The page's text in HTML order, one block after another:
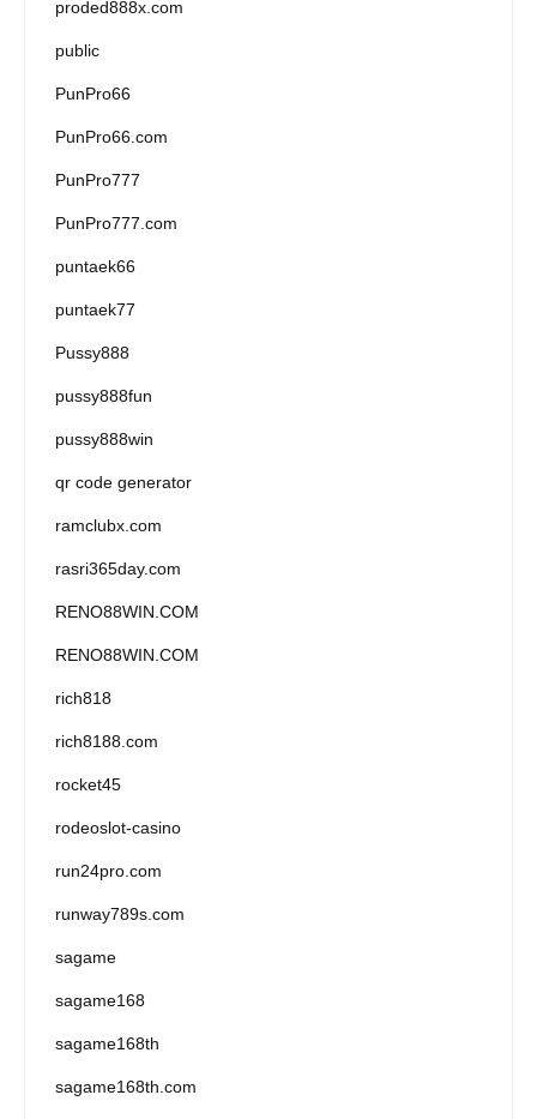
proded888x.com
public
PunPro66
PunPro66.com
PunPro777
PunPro777.com
puntaek66
puntaek77
Pussy888
pussy888fun
pussy888win
qr code generator
ramclubx.com
rasri365day.com
RENO88WIN.COM
RENO88WIN.COM
rich818
rich8188.com
rocket45
rodeoslot-casino
run24pro.com
runway789s.com
sagame
sagame168
sagame168th
sagame168th.com